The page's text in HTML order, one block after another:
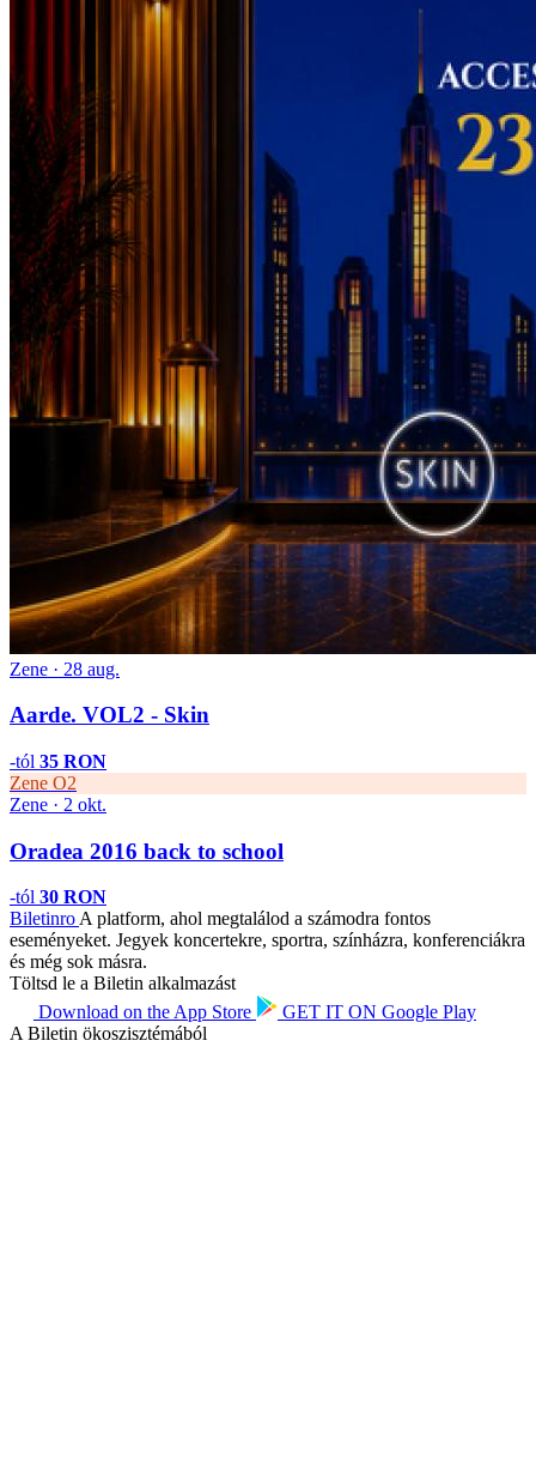
Zene · 28 aug.
Aarde. VOL2 - Skin
-tól 35 RON
Zene O2
Zene · 2 okt.
Oradea 2016 back to school
-tól 30 RON
BiletinroA platform, ahol megtalálod a számodra fontos
eseményeket. Jegyek koncertekre, sportra, színházra, konferenciákra
és még sok másra.
Töltsd le a Biletin alkalmazást
Download on theApp Store GET IT ON Google Play
A Biletin ökoszisztémából